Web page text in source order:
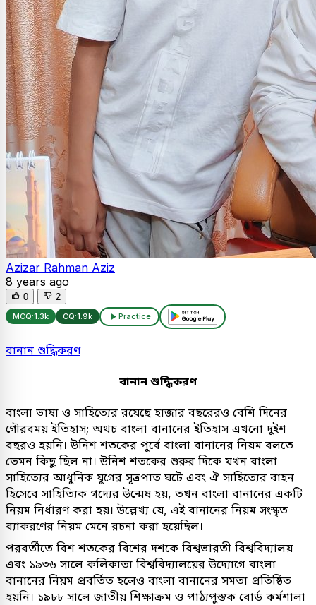
Azizar Rahman Aziz
8 years ago
0 2
MCQ:1.3k CQ:1.9k Practice
বানান শুদ্ধিকরণ
বানান শুদ্ধিকরণ
বাংলা ভাষা ও সাহিত্যের রয়েছে হাজার বছরেরও বেশি দিনের
গৌরবময় ইতিহাস; অথচ বাংলা বানানের ইতিহাস এখনো দুইশ
বছরও হয়নি। উনিশ শতকের পূর্বে বাংলা বানানের নিয়ম বলতে
তেমন কিছু ছিল না। উনিশ শতকের শুরুর দিকে যখন বাংলা
সাহিত্যের আধুনিক যুগের সূত্রপাত ঘটে এবং ঐ সাহিত্যের বাহন
হিসেবে সাহিত্যিক গদ্যের উন্মেষ হয়, তখন বাংলা বানানের একটি
নিয়ম নির্ধারণ করা হয়। উল্লেখ্য যে, এই বানানের নিয়ম সংস্কৃত
ব্যাকরণের নিয়ম মেনে রচনা করা হয়েছিল।
পরবর্তীতে বিশ শতকের বিশের দশকে বিশ্বভারতী বিশ্ববিদ্যালয়
এবং ১৯৩৬ সালে কলিকাতা বিশ্ববিদ্যালয়ের উদ্যোগে বাংলা
বানানের নিয়ম প্রবর্তিত হলেও বাংলা বানানের সমতা প্রতিষ্ঠিত
হয়নি। ১৯৮৮ সালে জাতীয় শিক্ষাক্রম ও পাঠ্যপুস্তক বোর্ড কর্মশালা